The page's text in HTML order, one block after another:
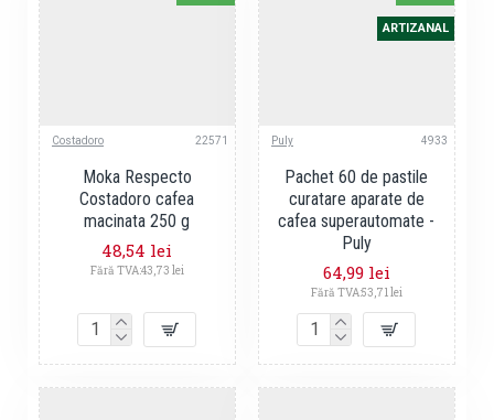
Costadoro 22571
Moka Respecto
Costadoro cafea
macinata 250 g
48,54 lei
Fără TVA:43,73 lei
ARTIZANAL
Puly 4933
Pachet 60 de pastile
curatare aparate de
cafea superautomate -
Puly
64,99 lei
Fără TVA:53,71 lei